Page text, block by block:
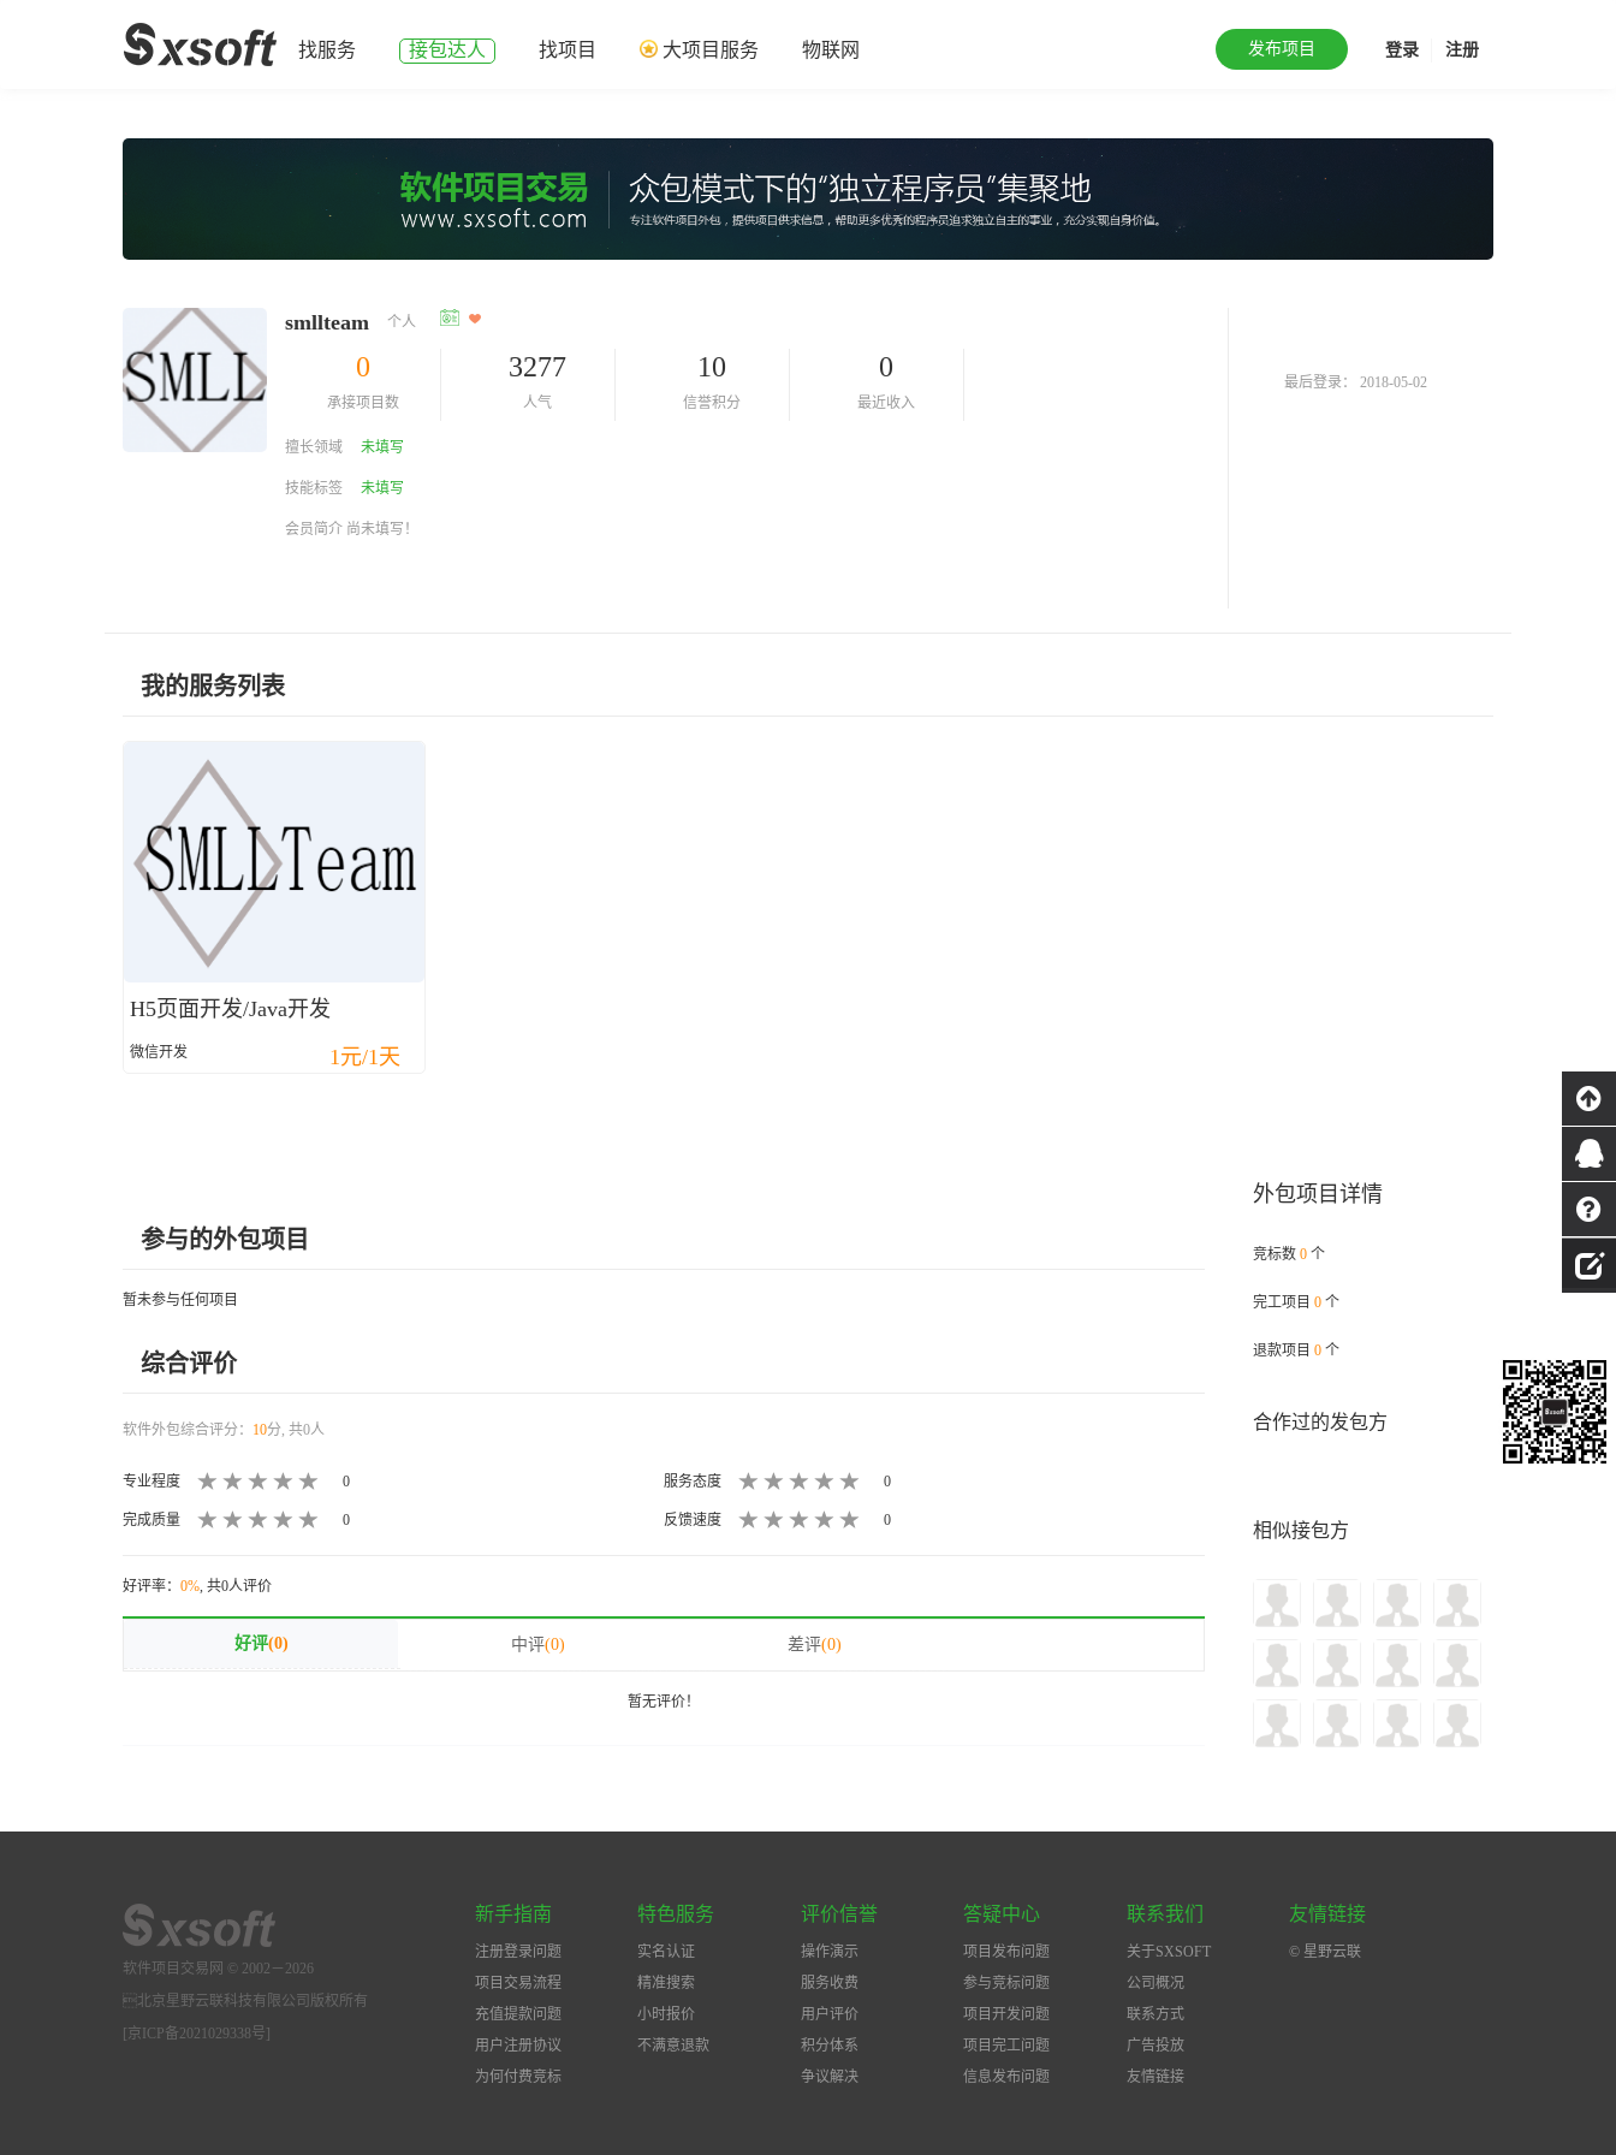
找服务 接包达人 找项目 大项目服务 物联网 登录 注册
发布项目
smllteam 个人
0
承接项目数
3277
人气
10
信誉积分
0
最近收入
擅长领域 未填写
技能标签 未填写
会员简介 尚未填写！
最后登录： 2018-05-02
我的服务列表
H5页面开发/Java开发
微信开发 1元/1天
参与的外包项目
暂未参与任何项目
综合评价
软件外包综合评分： 10分, 共0人
专业程度 0 服务态度 0
完成质量 0 反馈速度 0
好评率： 0%, 共0人评价
好评(0) 中评(0) 差评(0)
暂无评价！
外包项目详情
竞标数 0 个
完工项目 0 个
退款项目 0 个
合作过的发包方
相似接包方
软件项目交易网 © 2002－2026
北京星野云联科技有限公司版权所有
[京ICP备2021029338号]
新手指南
注册登录问题
项目交易流程
充值提款问题
用户注册协议
为何付费竞标
特色服务
实名认证
精准搜索
小时报价
不满意退款
评价信誉
操作演示
服务收费
用户评价
积分体系
争议解决
答疑中心
项目发布问题
参与竞标问题
项目开发问题
项目完工问题
信息发布问题
联系我们
关于SXSOFT
公司概况
联系方式
广告投放
友情链接
友情链接
© 星野云联